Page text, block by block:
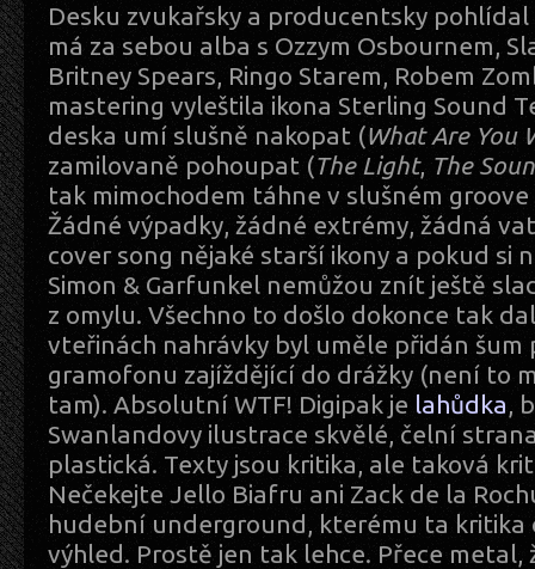
Desku zvukařsky a producentsky pohlídal
má za sebou alba s Ozzym Osbournem,
Britney Spears, Ringo Starem, Robem
mastering vyleštila ikona Sterling Sound
deska umí slušně nakopat (What Are You
zamilovaně pohoupat (The Light, The
tak mimochodem táhne v slušném groove
Žádné výpadky, žádné extrémy, žádná
cover song nějaké starší ikony a pokud si
Simon & Garfunkel nemůžou znít ještě
z omylu. Všechno to došlo dokonce tak
vteřinách nahrávky byl uměle přidán šum
gramofonu zajíždějící do drážky (není to
tam). Absolutní WTF! Digipak je lahůdka,
Swanlandovy ilustrace skvělé, čelní
plastická. Texty jsou kritika, ale taková
Nečekejte Jello Biafru ani Zack de la
hudební underground, kterému ta kritika
výhled. Prostě jen tak lehce. Přece metal,